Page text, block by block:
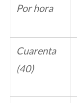
Por hora
Cuarenta
(40)